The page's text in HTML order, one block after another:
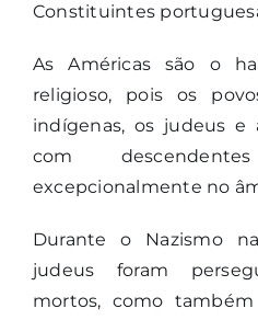
Constituintes
As Américas são o
religioso, pois os
indígenas, os judeus e
com
excepcionalmente no
Durante o Nazismo
judeus foram
mortos, como